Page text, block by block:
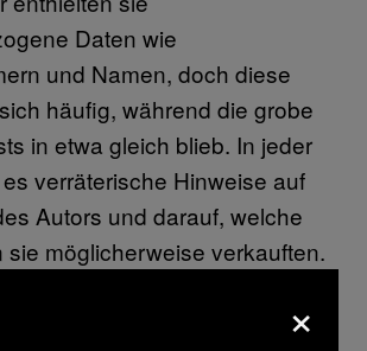
Daten wie
und Namen, doch diese
häufig, während die grobe
in etwa gleich blieb. In jeder
verräterische Hinweise auf
Autors und darauf, welche
sie möglicherweise verkauften.
Software entwickeln, die all
und ähnliche Posts×